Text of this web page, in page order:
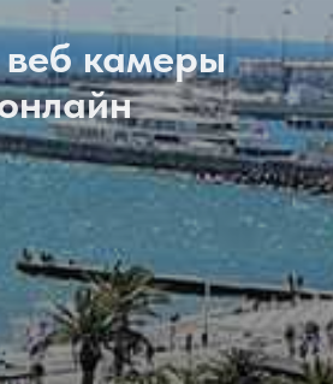
камеры